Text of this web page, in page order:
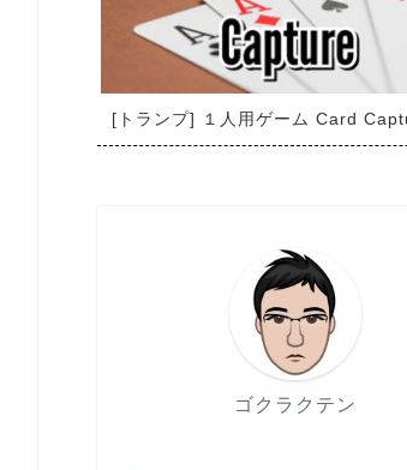
[トランプ] １人用ゲーム Card
ゴクラクテン